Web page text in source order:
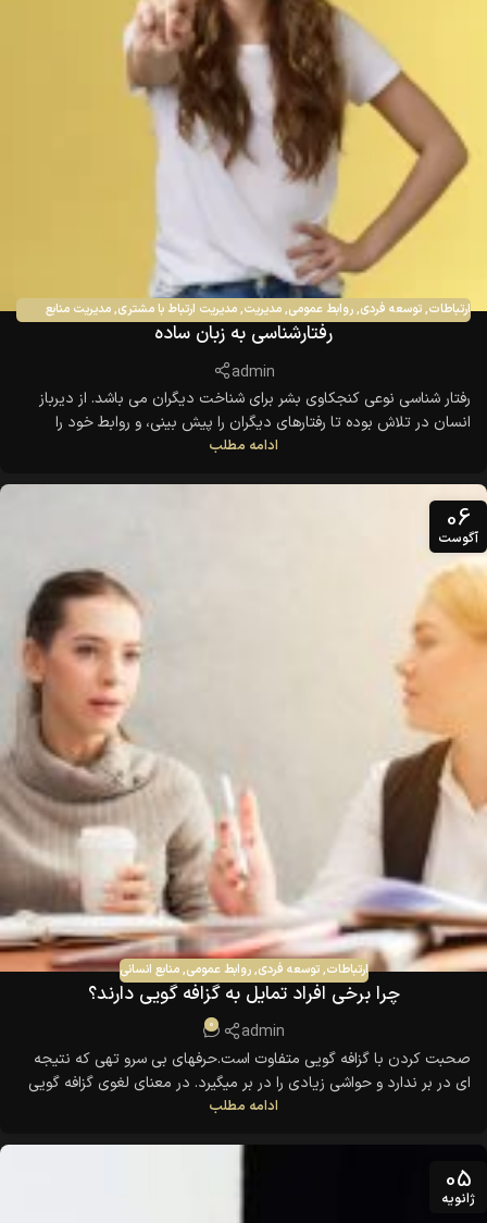
ارتباطات,توسعه فردی,روابط عمومی,مدیریت,مدیریت ارتباط با مشتری,مدیریت منابع
رفتارشناسی به زبان ساده
admin
رفتار شناسی نوعی کنجکاوی بشر برای شناخت دیگران می باشد. از دیرباز
انسان در تلاش بوده تا رفتارهای دیگران را پیش بینی، و روابط خود را
گسترش دهد. کنجکاوی بشر تا جایی اهمیت پیدا کرده است که در ضرب
ادامه مطلب
06
آگوست
ارتباطات,توسعه فردی,روابط عمومی,منابع انسانی
چرا برخی افراد تمایل به گزافه گویی دارند؟
admin
0
صحبت کردن با گزافه گویی متفاوت است.حرفهای بی سرو تهی که نتیجه
ای در بر ندارد و حواشی زیادی را در بر میگیرد. در معنای لغوی گزافه گویی
یعنی غلو و بزرگنمایی. در حالیکه شاخ و برگ دادن نیز به معنای گزافه گویی
ادامه مطلب
05
ژانویه